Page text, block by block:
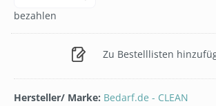
bezahlen
Zu Bestelllisten
Hersteller/ Marke: Bedarf.de - CLEAN